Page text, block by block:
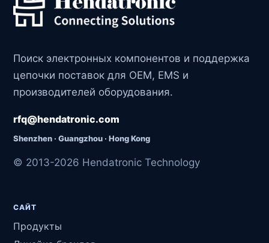
Поиск электронных компонентов и поддержка
цепочки поставок для OEM, EMS и
производителей оборудования.
rfq@hendatronic.com
Shenzhen · Guangzhou · Hong Kong
© 2013-2026 Hendatronic Technology
САЙТ
Продукты